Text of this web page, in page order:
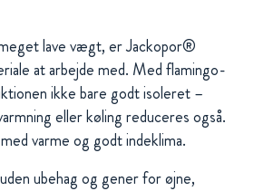
lave vægt, er Jackopor®
at arbejde med. Med flamingo-
ikke bare godt isoleret –
eller køling reduceres også.
varme og godt indeklima.
ubehag og gener for øjne,